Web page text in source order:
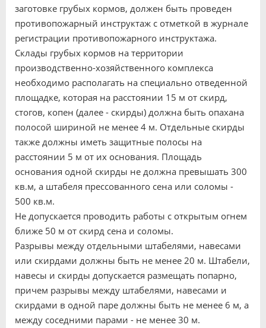
заготовке грубых кормов, должен быть проведен
противопожарный инструктаж с отметкой в журнале
регистрации противопожарного инструктажа.
Склады грубых кормов на территории
производственно-хозяйственного комплекса
необходимо располагать на специально отведенной
площадке, которая на расстоянии 15 м от скирд,
стогов, копен (далее - скирды) должна быть опахана
полосой шириной не менее 4 м. Отдельные скирды
также должны иметь защитные полосы на
расстоянии 5 м от их основания. Площадь
основания одной скирды не должна превышать 300
кв.м, а штабеля прессованного сена или соломы -
500 кв.м.
Не допускается проводить работы с открытым огнем
ближе 50 м от скирд сена и соломы.
Разрывы между отдельными штабелями, навесами
или скирдами должны быть не менее 20 м. Штабели,
навесы и скирды допускается размещать попарно,
причем разрывы между штабелями, навесами и
скирдами в одной паре должны быть не менее 6 м, а
между соседними парами - не менее 30 м.